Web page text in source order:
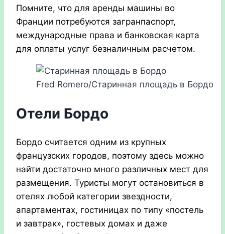
Помните, что для аренды машины во
Франции потребуются загранпаспорт,
международные права и банковская карта
для оплаты услуг безналичным расчетом.
Fred Romero/Старинная площадь в Бордо
Отели Бордо
Бордо считается одним из крупных
французских городов, поэтому здесь можно
найти достаточно много различных мест для
размещения. Туристы могут остановиться в
отелях любой категории звездности,
апартаментах, гостиницах по типу «постель
и завтрак», гостевых домах и даже